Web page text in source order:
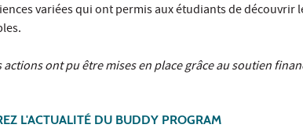
variées qui ont permis aux étudiants de
ont pu être mises en place grâce au soutien
L'ACTUALITÉ DU BUDDY PROGRAM